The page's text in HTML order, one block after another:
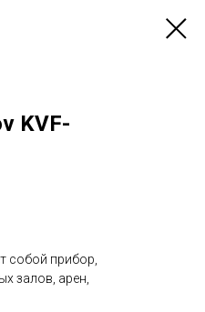
KVF-
собой прибор,
залов, арен,